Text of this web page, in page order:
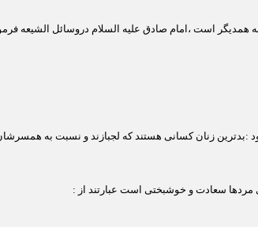
است ،امام صادق علیه السلام دروسائل الشیعه
زنان کسانی هستند که لجبازند و نسبت به
مردها سعادت و خوشبختی است عبارتند از :